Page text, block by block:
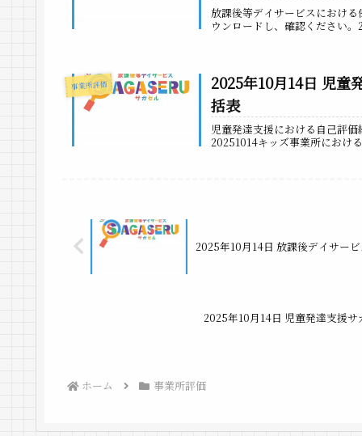
放課後等デイサービスにおけ
ウンロードし、確認ください
事業所評価
2025年10月14日 児童
括表
児童発達支援における自己評
20251014キッズ事業所におけ
2025年10月14日 放課後デイサー
2025年10月14日 児童発達支援
ホーム 事業所評価